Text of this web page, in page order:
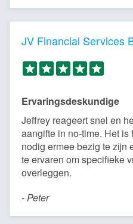
JV Financial Services
Ervaringsdeskundige
Jeffrey reageert snel en
aangifte in no-time. Het is
nodig ermee bezig te zijn
te ervaren om specifieke
overleggen.
- Peter